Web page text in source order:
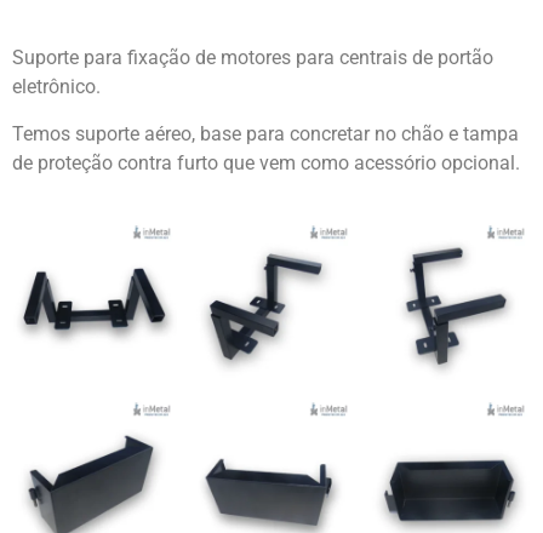
Suporte para fixação de motores para centrais de portão
eletrônico.
Temos suporte aéreo, base para concretar no chão e tampa
de proteção contra furto que vem como acessório opcional.